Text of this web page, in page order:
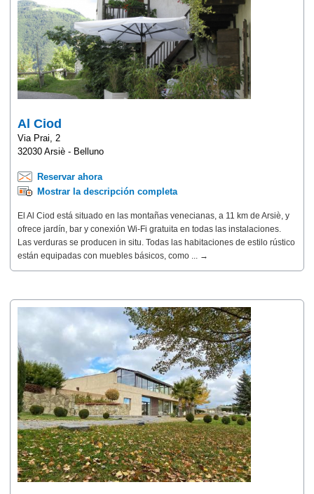
Al Ciod
Via Prai, 2
32030 Arsiè - Belluno
Reservar ahora
Mostrar la descripción completa
El Al Ciod está situado en las montañas venecianas, a 11 km de Arsiè, y
ofrece jardín, bar y conexión Wi-Fi gratuita en todas las instalaciones.
Las verduras se producen in situ. Todas las habitaciones de estilo rústico
están equipadas con muebles básicos, como ... →